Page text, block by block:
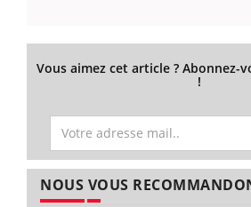
Vous aimez cet article ? Abonnez-
!
NOUS VOUS